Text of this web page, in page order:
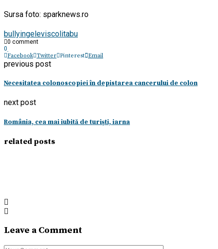
Sursa foto: sparknews.ro
bullyingeleviscolitabu
0 comment
0
Facebook Twitter Pinterest Email
previous post
Necesitatea colonoscopiei în depistarea cancerului de colon
next post
România, cea mai iubită de turiști, iarna
related posts
Leave a Comment